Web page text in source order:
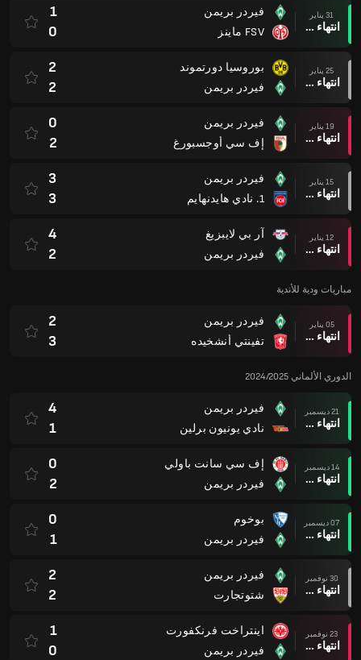
31 يناير
انتهاء وقت المباراة
فيردر بريمن
FSV ماينز
1
0
25 يناير
انتهاء وقت المباراة
بوروسيا دورتموند
فيردر بريمن
2
2
19 يناير
انتهاء وقت المباراة
فيردر بريمن
إف سي أوجسبورغ
0
2
15 يناير
انتهاء وقت المباراة
فيردر بريمن
1. نادي هايدنهايم
3
3
12 يناير
انتهاء وقت المباراة
آر بي لايبزيغ
فيردر بريمن
4
2
مباريات ودية للأندية
05 يناير
انتهاء وقت المباراة
فيردر بريمن
تفينتي أنشخيده
2
3
الدوري الألماني 2024/2025
21 ديسمبر
انتهاء وقت المباراة
فيردر بريمن
نادي يونيون برلين
4
1
14 ديسمبر
انتهاء وقت المباراة
إف سي سانت باولي
فيردر بريمن
0
2
07 ديسمبر
انتهاء وقت المباراة
بوخوم
فيردر بريمن
0
1
30 نوفمبر
انتهاء وقت المباراة
فيردر بريمن
شتوتجارت
2
2
23 نوفمبر
انتهاء وقت المباراة
اينتراخت فرنكفورت
فيردر بريمن
1
0